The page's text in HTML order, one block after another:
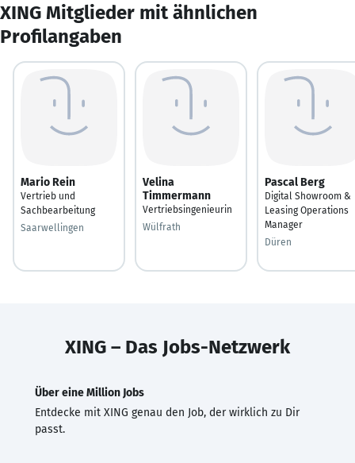
XING Mitglieder mit ähnlichen
Profilangaben
Mario Rein
Vertrieb und
Sachbearbeitung
Saarwellingen
Velina
Timmermann
Vertriebsingenieurin
Wülfrath
Pascal Berg
Digital Showroom &
Leasing Operations
Manager
Düren
XING – Das Jobs-Netzwerk
Über eine Million Jobs
Entdecke mit XING genau den Job, der wirklich zu Dir
passt.